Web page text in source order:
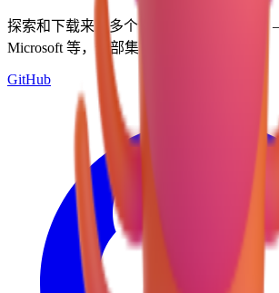
探索和下载来自多个设计系统的表情符号
Microsoft 等，全部集中在一个地方。
GitHub